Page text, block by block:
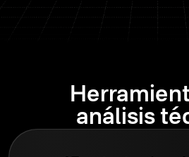
análisis